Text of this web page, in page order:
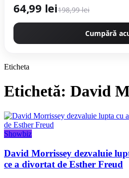
64,99 lei198,99 lei
Cumpără
Eticheta
Etichetă: David
Showbiz
David Morrissey dezvaluie
ce a divortat de Esther Freud